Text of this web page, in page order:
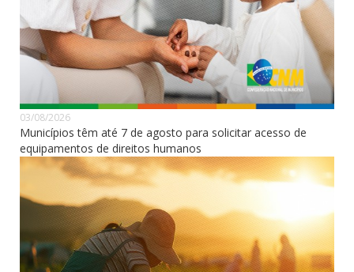
03/08/2026
Municípios têm até 7 de agosto para solicitar acesso de
equipamentos de direitos humanos